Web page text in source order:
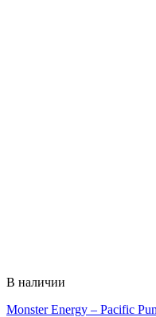
В наличии
Monster Energy – Pacific